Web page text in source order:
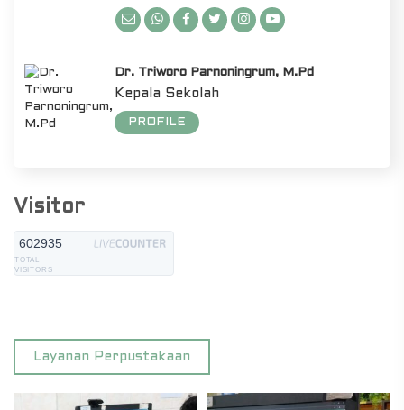
Dr. Triworo Parnoningrum, M.Pd
Kepala Sekolah
PROFILE
Visitor
602935
TOTAL
VISITORS
Layanan Perpustakaan